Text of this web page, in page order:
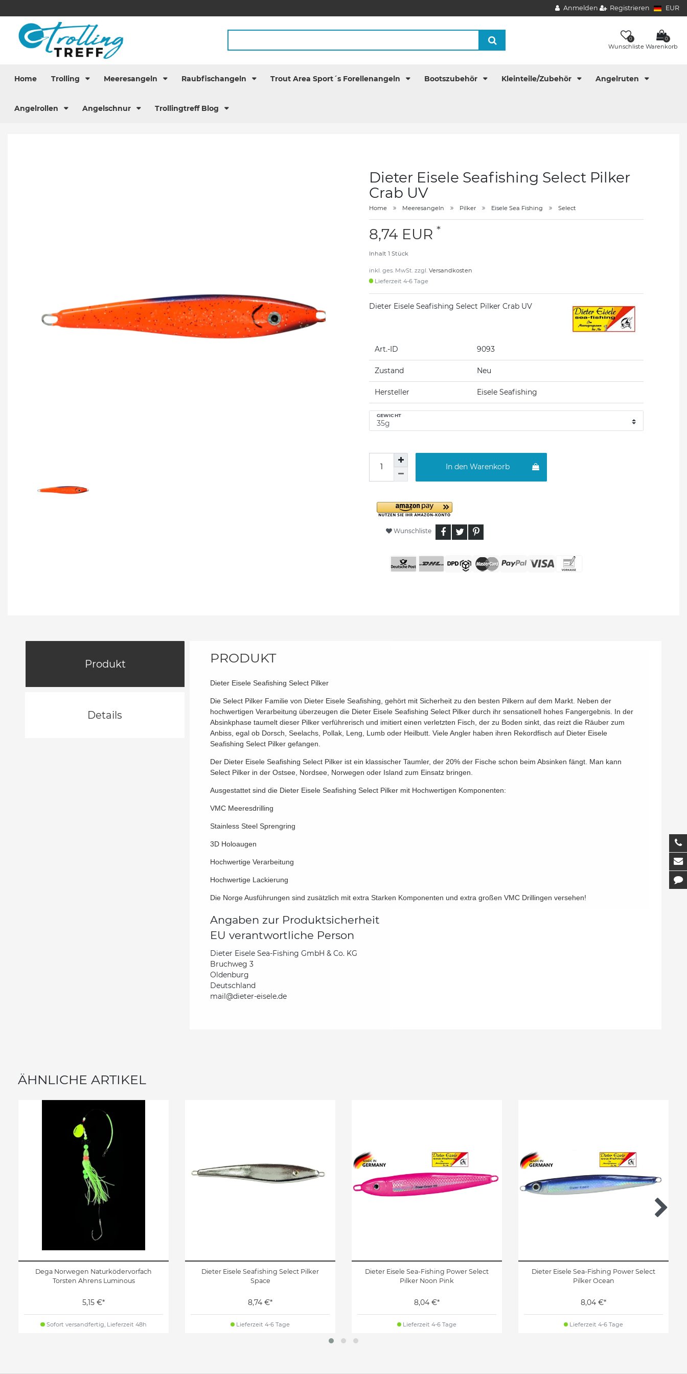
Anmelden Registrieren EUR
0
Wunschliste
0
Warenkorb
Home Trolling Meeresangeln Raubfischangeln Trout Area Sport´s Forellenangeln Bootszubehör Kleinteile/Zubehör Angelruten
Angelrollen Angelschnur Trollingtreff Blog
Dieter Eisele Seafishing Select Pilker
Crab UV
Home Meeresangeln Pilker Eisele Sea Fishing Select
8,74 EUR *
Inhalt 1 Stück
inkl. ges. MwSt. zzgl. Versandkosten
Lieferzeit 4-6 Tage
Dieter Eisele Seafishing Select Pilker Crab UV
Art.-ID 9093
Zustand Neu
Hersteller Eisele Seafishing
GEWICHT
In den Warenkorb
Wunschliste
Produkt
Details
PRODUKT
Dieter Eisele Seafishing Select Pilker
Die Select Pilker Familie von Dieter Eisele Seafishing, gehört mit Sicherheit zu den besten Pilkern auf dem Markt. Neben der
hochwertigen Verarbeitung überzeugen die Dieter Eisele Seafishing Select Pilker durch ihr sensationell hohes Fangergebnis. In der
Absinkphase taumelt dieser Pilker verführerisch und imitiert einen verletzten Fisch, der zu Boden sinkt, das reizt die Räuber zum
Anbiss, egal ob Dorsch, Seelachs, Pollak, Leng, Lumb oder Heilbutt. Viele Angler haben ihren Rekordfisch auf Dieter Eisele
Seafishing Select Pilker gefangen.
Der Dieter Eisele Seafishing Select Pilker ist ein klassischer Taumler, der 20% der Fische schon beim Absinken fängt. Man kann
Select Pilker in der Ostsee, Nordsee, Norwegen oder Island zum Einsatz bringen.
Ausgestattet sind die Dieter Eisele Seafishing Select Pilker mit Hochwertigen Komponenten:
VMC Meeresdrilling
Stainless Steel Sprengring
3D Holoaugen
Hochwertige Verarbeitung
Hochwertige Lackierung
Die Norge Ausführungen sind zusätzlich mit extra Starken Komponenten und extra großen VMC Drillingen versehen!
Angaben zur Produktsicherheit
EU verantwortliche Person
Dieter Eisele Sea-Fishing GmbH & Co. KG
Bruchweg 3
Oldenburg
Deutschland
mail@dieter-eisele.de
ÄHNLICHE ARTIKEL
Dega Norwegen Naturködervorfach
Torsten Ahrens Luminous
5,15 €*
Sofort versandfertig, Lieferzeit 48h
Dieter Eisele Seafishing Select Pilker
Space
8,74 €*
Lieferzeit 4-6 Tage
Dieter Eisele Sea-Fishing Power Select
Pilker Noon Pink
8,04 €*
Lieferzeit 4-6 Tage
Dieter Eisele Sea-Fishing Power Select
Pilker Ocean
8,04 €*
Lieferzeit 4-6 Tage